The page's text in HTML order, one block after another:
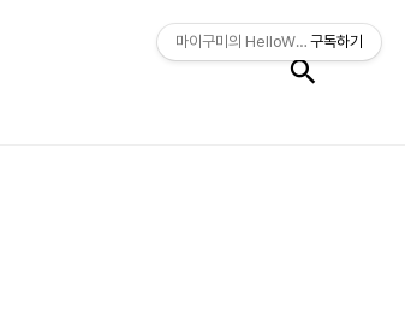
검색
마이구미의 HelloWorld구독하기